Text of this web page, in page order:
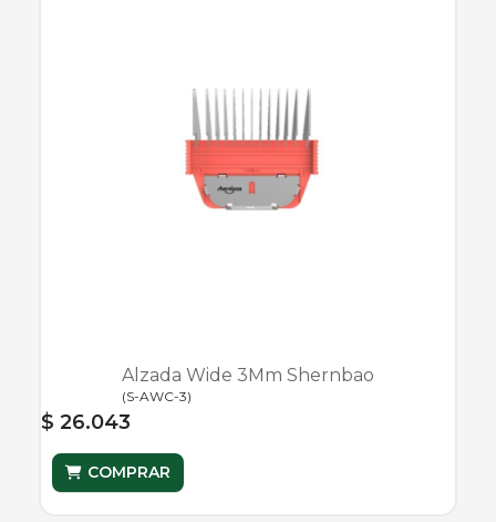
Alzada Wide 3Mm Shernbao
(S-AWC-3)
$ 26.043
COMPRAR